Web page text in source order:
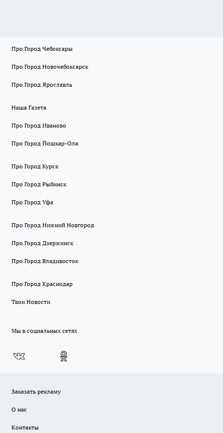
Про Город Чебоксары
Про Город Новочебоксарск
Про Город Ярославль
Наша Газета
Про Город Иваново
Про Город Йошкар-Ола
Про Город Курск
Про Город Рыбинск
Про Город Уфа
Про Город Нижний Новгород
Про Город Дзержинск
Про Город Владивосток
Про Город Краснодар
Твои Новости
Мы в социальных сетях
Заказать рекламу
О нас
Контакты